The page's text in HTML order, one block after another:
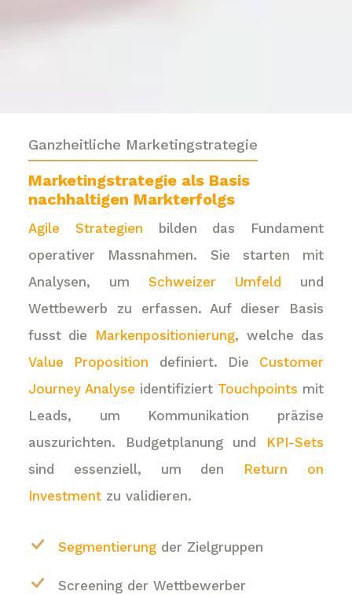
Ganzheitliche Marketingstrategie
Marketingstrategie als Basis
nachhaltigen Markterfolgs
Agile Strategien bilden das Fundament
operativer Massnahmen. Sie starten mit
Analysen, um Schweizer Umfeld und
Wettbewerb zu erfassen. Auf dieser Basis
fusst die Markenpositionierung, welche das
Value Proposition definiert. Die Customer
Journey Analyse identifiziert Touchpoints mit
Leads, um Kommunikation präzise
auszurichten. Budgetplanung und KPI-Sets
sind essenziell, um den Return on
Investmentzu validieren.
Segmentierungder Zielgruppen
Screening der Wettbewerber